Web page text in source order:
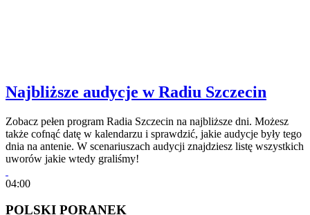
Najbliższe audycje w Radiu Szczecin
Zobacz pełen program Radia Szczecin na najbliższe dni. Możesz
także cofnąć datę w kalendarzu i sprawdzić, jakie audycje były tego
dnia na antenie. W scenariuszach audycji znajdziesz listę wszystkich
uworów jakie wtedy graliśmy!
04:00
POLSKI PORANEK